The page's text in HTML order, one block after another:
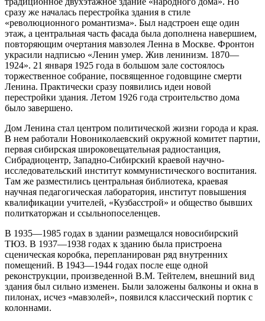
сразу же началась перестройка здания в стиле
«революционного романтизма». Был надстроен еще один
этаж, а центральная часть фасада была дополнена навершием,
повторяющим очертания мавзолея Ленна в Москве. Фронтон
украсили надписью «Ленин умер. Жив ленинизм. 1870—
1924». 21 января 1925 года в большом зале состоялось
торжественное собрание, посвященное годовщине смерти
Ленина. Практически сразу появились идеи новой
перестройки здания. Летом 1926 года строительство дома
было завершено.
Дом Ленина стал центром политической жизни города и края.
В нем работали Новониколаевский окружной комитет партии,
первая сибирская широковещательная радиостанция,
Сибрадиоцентр, Западно-Сибирский краевой научно-
исследовательский институт коммунистического воспитания.
Там же разместились центральная библиотека, краевая
научная педагогическая лаборатория, институт повышения
квалификации учителей, «Кузбасстрой» и общество бывших
политкаторжан и ссыльнопоселенцев.
В 1935—1985 годах в здании размещался новосибирский
ТЮЗ. В 1937—1938 годах к зданию была пристроена
сценическая коробка, перепланирован ряд внутренних
помещений. В 1943—1944 годах после еще одной
реконструкции, произведенной В.М. Тейтелем, внешний вид
здания был сильно изменен. Были заложены балконы и окна в
пилонах, исчез «мавзолей», появился классический портик с
колоннами.